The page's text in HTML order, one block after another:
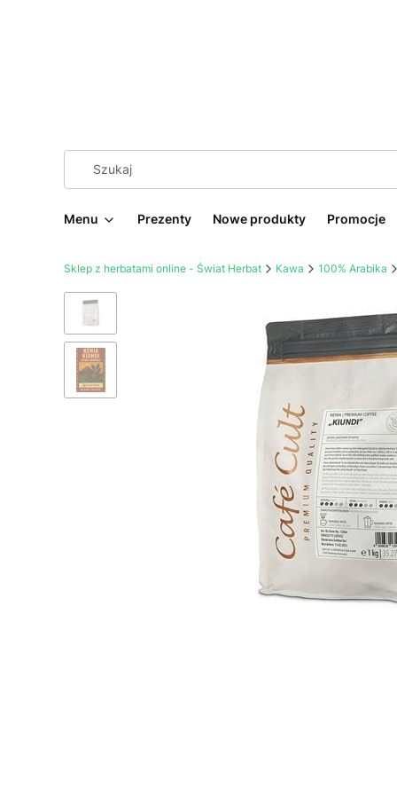
Menu Prezenty Nowe produkty Promocje
Sklep z herbatami online - Świat Herbat Kawa 100% Arabika